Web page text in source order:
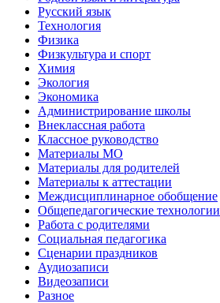
Русский язык
Технология
Физика
Физкультура и спорт
Химия
Экология
Экономика
Администрирование школы
Внеклассная работа
Классное руководство
Материалы МО
Материалы для родителей
Материалы к аттестации
Междисциплинарное обобщение
Общепедагогические технологии
Работа с родителями
Социальная педагогика
Сценарии праздников
Аудиозаписи
Видеозаписи
Разное